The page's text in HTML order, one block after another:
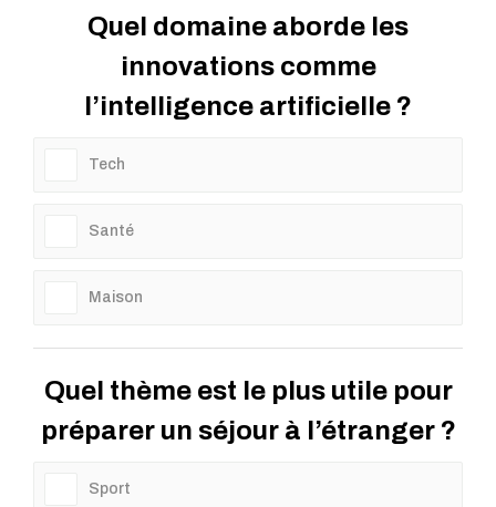
Quel domaine aborde les
innovations comme
l’intelligence artificielle ?
Tech
Santé
Maison
Quel thème est le plus utile pour
préparer un séjour à l’étranger ?
Sport